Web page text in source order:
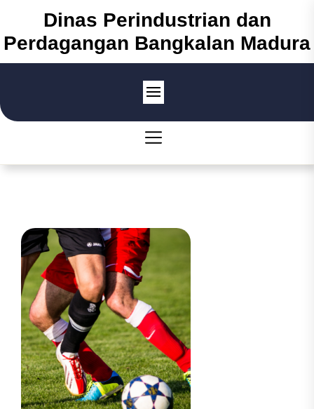
the
content
Dinas Perindustrian dan
Perdagangan Bangkalan Madura